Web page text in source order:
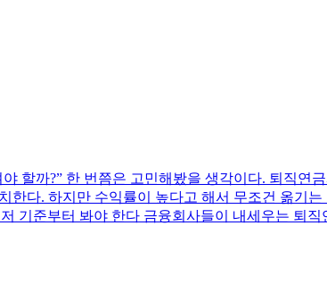
할까?” 한 번쯤은 고민해봤을 생각이다. 퇴직
한다. 하지만 수익률이 높다고 해서 무조건 옮기
기준부터 봐야 한다 금융회사들이 내세우는 퇴